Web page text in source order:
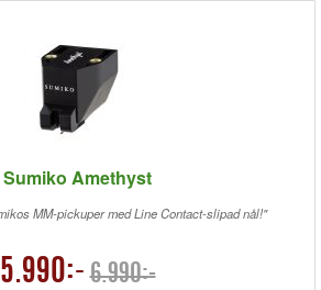
Sumiko Amethyst
MM-pickuper med Line Contact-slipad nål!"
5.990:- 6.990:-